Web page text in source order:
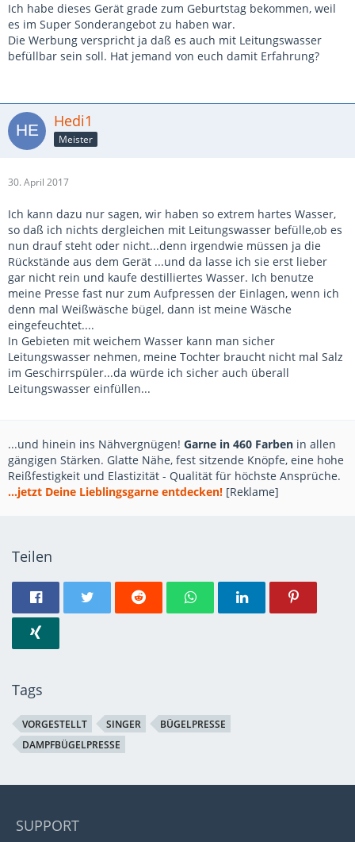
Ich habe dieses Gerät grade zum Geburtstag bekommen, weil
es im Super Sonderangebot zu haben war.
Die Werbung verspricht ja daß es auch mit Leitungswasser
befüllbar sein soll. Hat jemand von euch damit Erfahrung?
Hedi1
Meister
30. April 2017
Ich kann dazu nur sagen, wir haben so extrem hartes Wasser,
so daß ich nichts dergleichen mit Leitungswasser befülle,ob es
nun drauf steht oder nicht...denn irgendwie müssen ja die
Rückstände aus dem Gerät ...und da lasse ich sie erst lieber
gar nicht rein und kaufe destilliertes Wasser. Ich benutze
meine Presse fast nur zum Aufpressen der Einlagen, wenn ich
denn mal Weißwäsche bügel, dann ist meine Wäsche
eingefeuchtet....
In Gebieten mit weichem Wasser kann man sicher
Leitungswasser nehmen, meine Tochter braucht nicht mal Salz
im Geschirrspüler...da würde ich sicher auch überall
Leitungswasser einfüllen...
...und hinein ins Nähvergnügen! Garne in 460 Farben in allen
gängigen Stärken. Glatte Nähe, fest sitzende Knöpfe, eine hohe
Reißfestigkeit und Elastizität - Qualität für höchste Ansprüche.
...jetzt Deine Lieblingsgarne entdecken! [Reklame]
Teilen
Tags
VORGESTELLT SINGER
BÜGELPRESSE
DAMPFBÜGELPRESSE
SUPPORT